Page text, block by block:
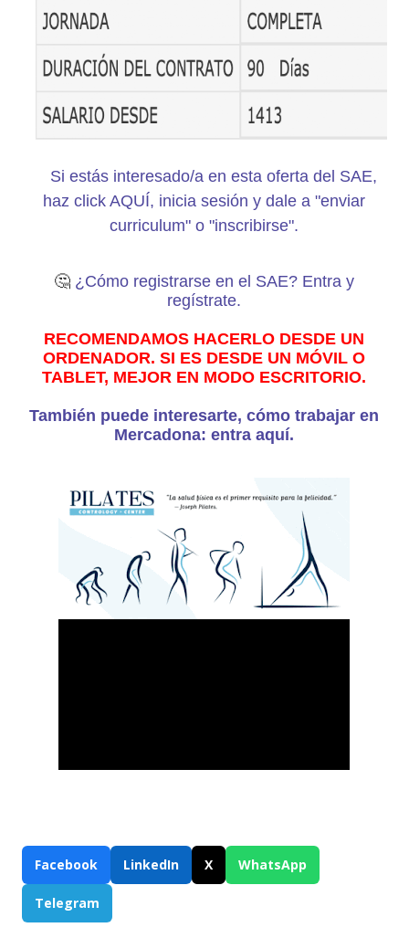
Si estás interesado/a en esta oferta del SAE,
haz click AQUÍ, inicia sesión y dale a "enviar
curriculum" o "inscribirse".
🤔 ¿Cómo registrarse en el SAE? Entra y
regístrate.
RECOMENDAMOS HACERLO DESDE UN
ORDENADOR. SI ES DESDE UN MÓVIL O
TABLET, MEJOR EN MODO ESCRITORIO.
También puede interesarte, cómo trabajar en
Mercadona: entra aquí.
Facebook LinkedIn X WhatsApp
Telegram